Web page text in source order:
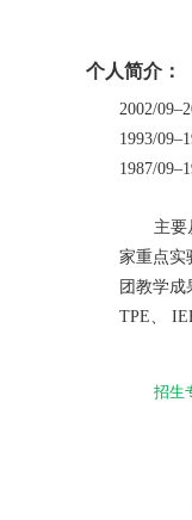
个人简介：
2002/
1993/
1987/
主要
家重点实
团教学成
TPE
招生